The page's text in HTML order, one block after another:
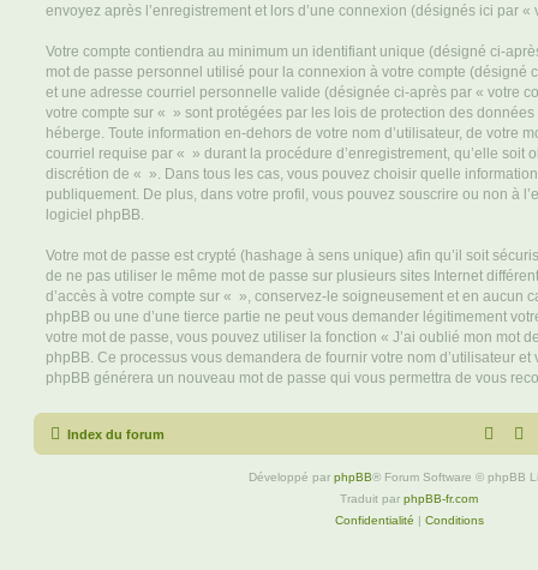
envoyez après l’enregistrement et lors d’une connexion (désignés ici par «
Votre compte contiendra au minimum un identifiant unique (désigné ci-
mot de passe personnel utilisé pour la connexion à votre compte (désigné
et une adresse courriel personnelle valide (désignée ci-après par « votre
votre compte sur « » sont protégées par les lois de protection des
héberge. Toute information en-dehors de votre nom d’utilisateur, de votre
courriel requise par « » durant la procédure d’enregistrement, qu’elle soit
discrétion de « ». Dans tous les cas, vous pouvez choisir quelle
publiquement. De plus, dans votre profil, vous pouvez souscrire ou non à
logiciel phpBB.
Votre mot de passe est crypté (hashage à sens unique) afin qu’il soit
de ne pas utiliser le même mot de passe sur plusieurs sites Internet
d’accès à votre compte sur « », conservez-le soigneusement et en aucun
phpBB ou une d’une tierce partie ne peut vous demander légitimement
votre mot de passe, vous pouvez utiliser la fonction « J’ai oublié mon mot
phpBB. Ce processus vous demandera de fournir votre nom d’utilisateur
phpBB générera un nouveau mot de passe qui vous permettra de vous
Index du forum
Développé par phpBB® Forum Software © phpBB
Traduit par phpBB-fr.com
Confidentialité | Conditions